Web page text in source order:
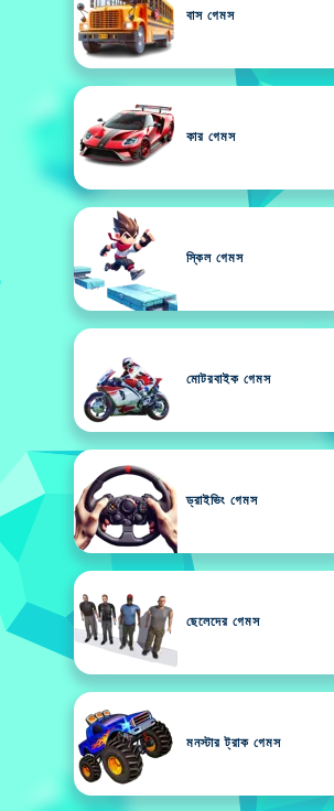
বাস গেমস
কার গেমস
স্কিল গেমস
মোটরবাইক গেমস
ড্রাইভিং গেমস
ছেলেদের গেমস
মনস্টার ট্রাক গেমস